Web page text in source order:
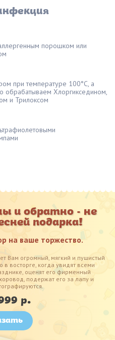
порошком или
при температуре 100°С, а
обрабатываем Хлоргикседином,
и Трилоксом
и обратно - не
подарка!
на ваше торжество.
Вам огромный, мягкий и пушистый
восторге, когда увидят всеми
оценят его фирменный
подержат его за лапу и
р.